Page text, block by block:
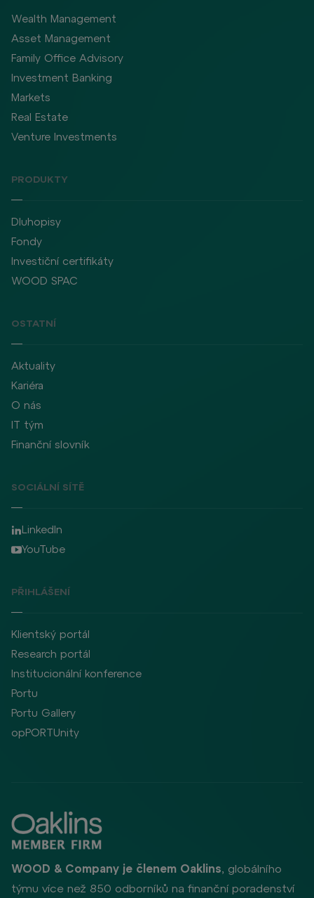
Wealth Management
Asset Management
Family Office Advisory
Investment Banking
Markets
Real Estate
Venture Investments
PRODUKTY
Dluhopisy
Fondy
Investiční certifikáty
WOOD SPAC
OSTATNÍ
Aktuality
Kariéra
O nás
IT tým
Finanční slovník
SOCIÁLNÍ SÍTĚ
LinkedIn
YouTube
PŘIHLÁŠENÍ
Klientský portál
Research portál
Institucionální konference
Portu
Portu Gallery
opPORTUnity
WOOD & Company je členem Oaklins, globálního
týmu více než 850 odborníků na finanční poradenství